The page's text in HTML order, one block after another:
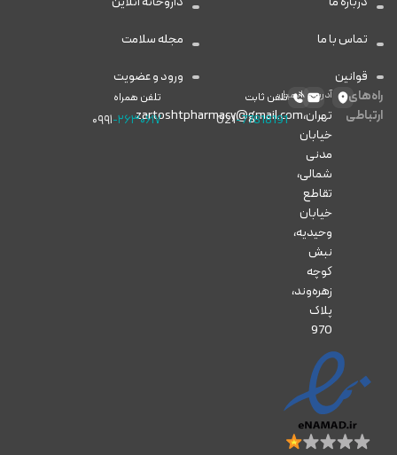
تماس با ما
قوانین
مجله سلامت
ورود و عضویت
راه‌های
ارتباطی
آدرس
تهران،
خیابان
مدنی
شمالی،
تقاطع
خیابان
وحیدیه،
نبش
کوچه
زهره‌وند،
پلاک
970
ایمیل
zartoshtpharmacy@gmail.com
تلفن ثابت
021-77818191
تلفن همراه
۰۹۹۱-۲۶۳۰۶۱۷